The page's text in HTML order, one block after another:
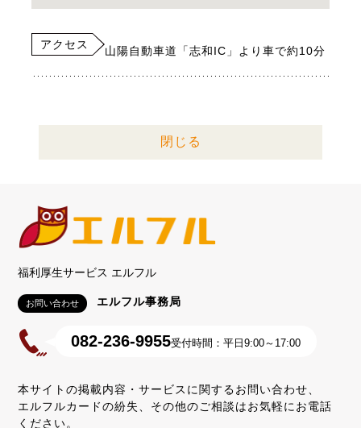
アクセス 山陽自動車道「志和IC」より車で約10分
閉じる
福利厚生サービス エルフル
お問い合わせ エルフル事務局
082-236-9955受付時間：平日9:00～17:00
本サイトの掲載内容・サービスに関するお問い合わせ、
エルフルカードの紛失、その他のご相談はお気軽にお電話
ください。